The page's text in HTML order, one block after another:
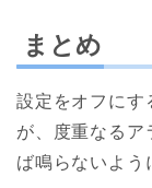
まとめ
設定をオフにす
が、度重なるア
ば鳴らないよう